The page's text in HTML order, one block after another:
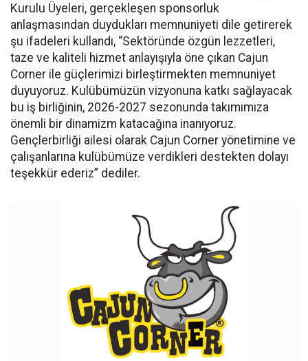
Kurulu Üyeleri, gerçekleşen sponsorluk
anlaşmasından duydukları memnuniyeti dile getirerek
şu ifadeleri kullandı, “Sektöründe özgün lezzetleri,
taze ve kaliteli hizmet anlayışıyla öne çıkan Cajun
Corner ile güçlerimizi birleştirmekten memnuniyet
duyuyoruz. Kulübümüzün vizyonuna katkı sağlayacak
bu iş birliğinin, 2026-2027 sezonunda takımımıza
önemli bir dinamizm katacağına inanıyoruz.
Gençlerbirliği ailesi olarak Cajun Corner yönetimine ve
çalışanlarına kulübümüze verdikleri destekten dolayı
teşekkür ederiz” dediler.